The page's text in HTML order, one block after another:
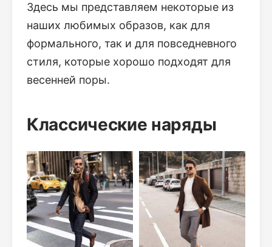
Здесь мы представляем некоторые из
наших любимых образов, как для
формального, так и для повседневного
стиля, которые хорошо подходят для
весенней поры.
Классические наряды